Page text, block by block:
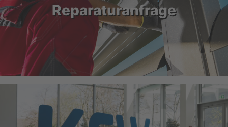
Reparaturanfrage